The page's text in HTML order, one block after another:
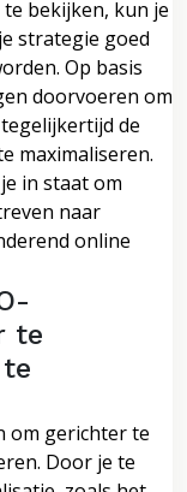
bekijken, kun je
strategie goed
Op basis
doorvoeren om
de
maximaliseren.
in staat om
naar
online
te
om gerichter te
Door je te